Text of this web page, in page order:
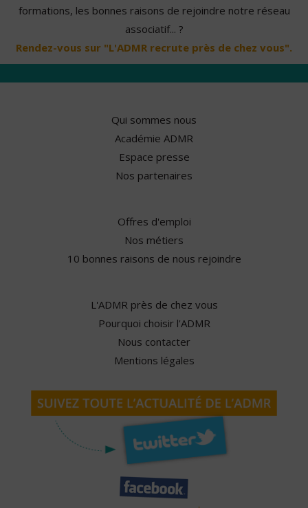
formations, les bonnes raisons de rejoindre notre réseau
associatif... ?
Rendez-vous sur "L'ADMR recrute près de chez vous".
Qui sommes nous
Académie ADMR
Espace presse
Nos partenaires
Offres d'emploi
Nos métiers
10 bonnes raisons de nous rejoindre
L'ADMR près de chez vous
Pourquoi choisir l'ADMR
Nous contacter
Mentions légales